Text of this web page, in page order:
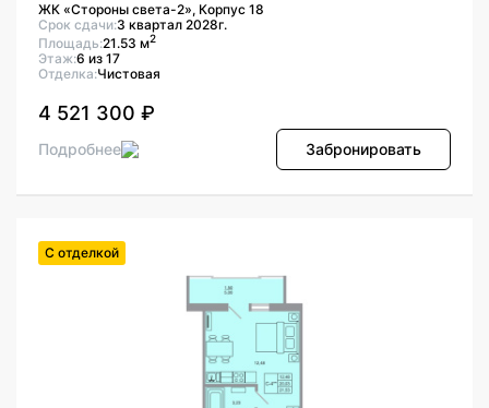
ЖК «Стороны света-2», Корпус 18
Срок сдачи:3 квартал 2028г.
Площадь:21.53 м2
Этаж:6 из 17
Отделка:Чистовая
4 521 300 ₽
Подробнее Забронировать
С отделкой